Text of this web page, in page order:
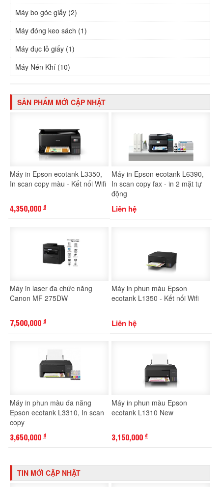
Máy bo góc giấy (2)
Máy đóng keo sách (1)
Máy đục lỗ giấy (1)
Máy Nén Khí (10)
SẢN PHẨM MỚI CẬP NHẬT
Máy in Epson ecotank L3350,
In scan copy màu - Kết nối Wifi
4,350,000 đ
Máy in Epson ecotank L6390,
In scan copy fax - in 2 mặt tự
động
Liên hệ
Máy in laser đa chức năng
Canon MF 275DW
7,500,000 đ
Máy in phun màu Epson
ecotank L1350 - Kết nối Wifi
Liên hệ
Máy in phun màu đa năng
Epson ecotank L3310, In scan
copy
3,650,000 đ
Máy in phun màu Epson
ecotank L1310 New
3,150,000 đ
TIN MỚI CẬP NHẬT